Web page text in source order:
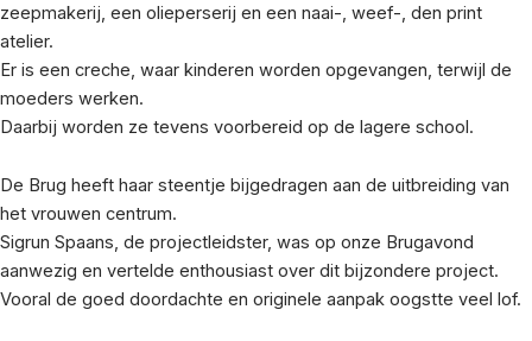
zeepmakerij, een olieperserij en een naai-, weef-, den print
atelier.
Er is een creche, waar kinderen worden opgevangen, terwijl de
moeders werken.
Daarbij worden ze tevens voorbereid op de lagere school.
De Brug heeft haar steentje bijgedragen aan de uitbreiding van
het vrouwen centrum.
Sigrun Spaans, de projectleidster, was op onze Brugavond
aanwezig en vertelde enthousiast over dit bijzondere project.
Vooral de goed doordachte en originele aanpak oogstte veel lof.